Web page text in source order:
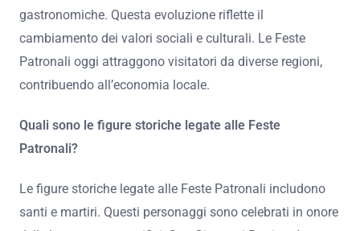
gastronomiche. Questa evoluzione riflette il
cambiamento dei valori sociali e culturali. Le Feste
Patronali oggi attraggono visitatori da diverse regioni,
contribuendo all’economia locale.
Quali sono le figure storiche legate alle Feste
Patronali?
Le figure storiche legate alle Feste Patronali includono
santi e martiri. Questi personaggi sono celebrati in onore